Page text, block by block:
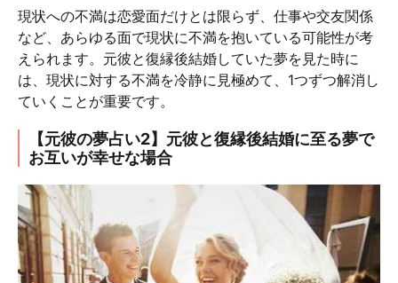
現状への不満は恋愛面だけとは限らず、仕事や交友関係
など、あらゆる面で現状に不満を抱いている可能性が考
えられます。元彼と復縁後結婚していた夢を見た時に
は、現状に対する不満を冷静に見極めて、1つずつ解消し
ていくことが重要です。
【元彼の夢占い2】元彼と復縁後結婚に至る夢で
お互いが幸せな場合